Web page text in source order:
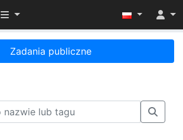
Przełącz widoczność menu
Zadania publiczne